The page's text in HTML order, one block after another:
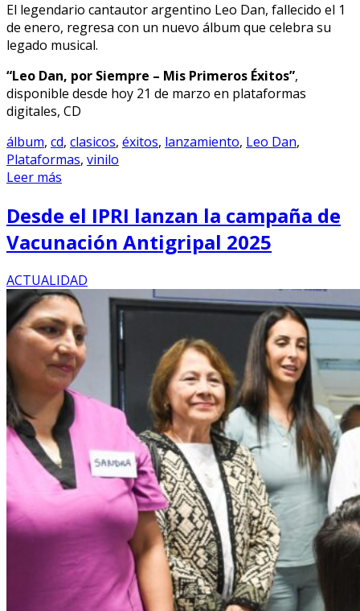
El legendario cantautor argentino Leo Dan, fallecido el 1
de enero, regresa con un nuevo álbum que celebra su
legado musical.
“Leo Dan, por Siempre – Mis Primeros Éxitos”,
disponible desde hoy 21 de marzo en plataformas
digitales, CD
álbum, cd, clasicos, éxitos, lanzamiento, Leo Dan,
Plataformas, vinilo
Leer más
Desde el IPRI lanzan la campaña de
Vacunación Antigripal 2025
ACTUALIDAD